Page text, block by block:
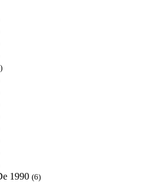
1990 (6)